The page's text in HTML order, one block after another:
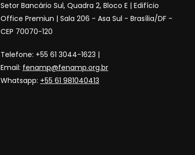
Setor Bancário Sul, Quadra 2, Bloco E | Edifício
Office Premiun | Sala 206 - Asa Sul - Brasília/DF -
CEP 70070-120
Telefone: +55 61 3044-1623 |
Email: fenamp@fenamp.org.br
Whatsapp: +55 61 981040413